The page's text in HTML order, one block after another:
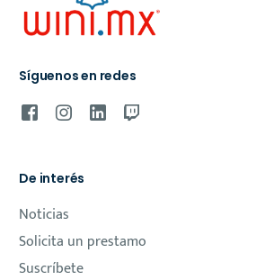
Síguenos en redes
De interés
Noticias
Solicita un prestamo
Suscríbete